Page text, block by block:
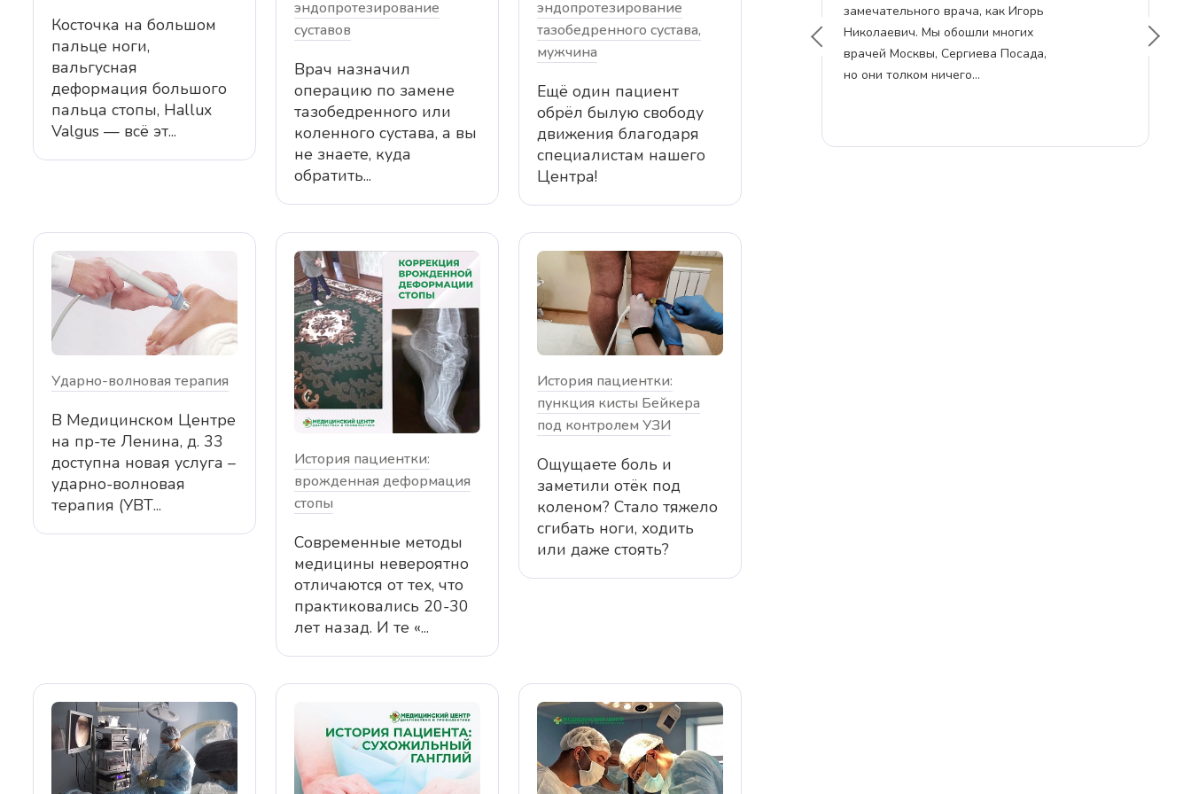
Косточка на большом
пальце ноги,
вальгусная
деформация большого
пальца стопы, Hallux
Valgus — всё эт...
эндопротезирование
суставов
Врач назначил
операцию по замене
тазобедренного или
коленного сустава, а вы
не знаете, куда
обратить...
эндопротезирование
тазобедренного сустава,
мужчина
Ещё один пациент
обрёл былую свободу
движения благодаря
специалистам нашего
Центра!
Ударно-волновая терапия
В Медицинском Центре
на пр-те Ленина, д. 33
доступна новая услуга –
ударно-волновая
терапия (УВТ...
История пациентки:
врожденная деформация
стопы
Современные методы
медицины невероятно
отличаются от тех, что
практиковались 20-30
лет назад. И те «...
История пациентки:
пункция кисты Бейкера
под контролем УЗИ
Ощущаете боль и
заметили отёк под
коленом? Стало тяжело
сгибать ноги, ходить
или даже стоять?
сустава. Я из
области и лечение…
благодарность за очень
высококлассный и тёплый приём в
Федотову Евгению Александровичу
и всему…
замена тазобедренного сустава
Федотову Евгению Алексанровичу и
Пугачеву Алексею Никитичу, за их
замечательного врача, как Игорь
Николаевич. Мы обошли многих
врачей Москвы, Сергиева Посада,
но они толком ничего…